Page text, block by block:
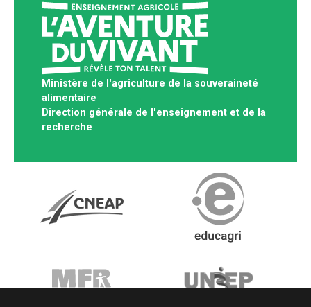
Ministère de l'agriculture de la souveraineté
alimentaire
Direction générale de l'enseignement et de la
recherche